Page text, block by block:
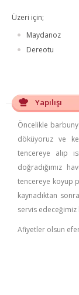
Üzeri için;
Maydanoz
Dereotu
Yapılışı
Öncelikle
döküyoruz ve
tencereye alıp
doğradığımız
tencereye koyup
kaynadıktan
servis edeceğimiz
Afiyetler olsun